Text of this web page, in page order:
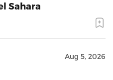
Sahara
Aug 5, 2026